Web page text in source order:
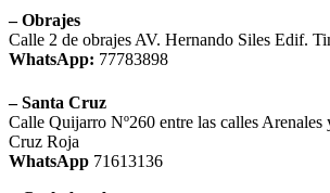
– Obrajes
Calle 2 de obrajes AV. Hernando Siles Edif.
WhatsApp: 77783898
– Santa Cruz
Calle Quijarro Nº260 entre las calles Arenales
Cruz Roja
WhatsApp 71613136